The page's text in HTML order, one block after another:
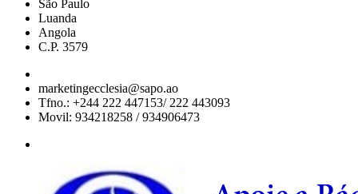
São Paulo
Luanda
Angola
C.P. 3579
marketingecclesia@sapo.ao
Tfno.: +244 222 447153/ 222 443093
Movil: 934218258 / 934906473